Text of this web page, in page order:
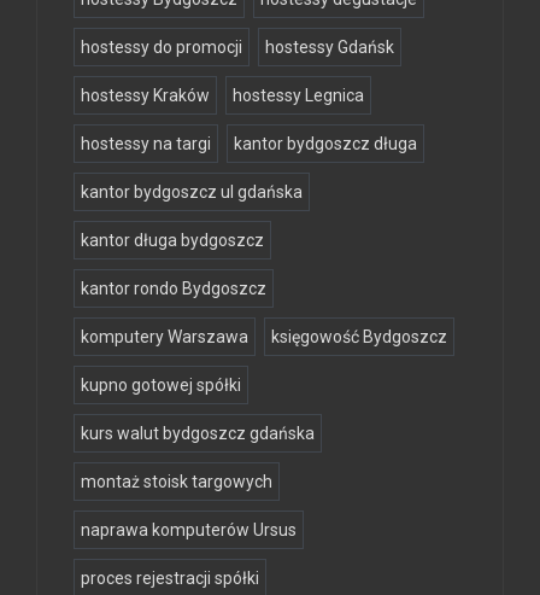
hostessy do promocji hostessy Gdańsk
hostessy Kraków hostessy Legnica
hostessy na targi kantor bydgoszcz długa
kantor bydgoszcz ul gdańska
kantor długa bydgoszcz
kantor rondo Bydgoszcz
komputery Warszawa księgowość Bydgoszcz
kupno gotowej spółki
kurs walut bydgoszcz gdańska
montaż stoisk targowych
naprawa komputerów Ursus
proces rejestracji spółki